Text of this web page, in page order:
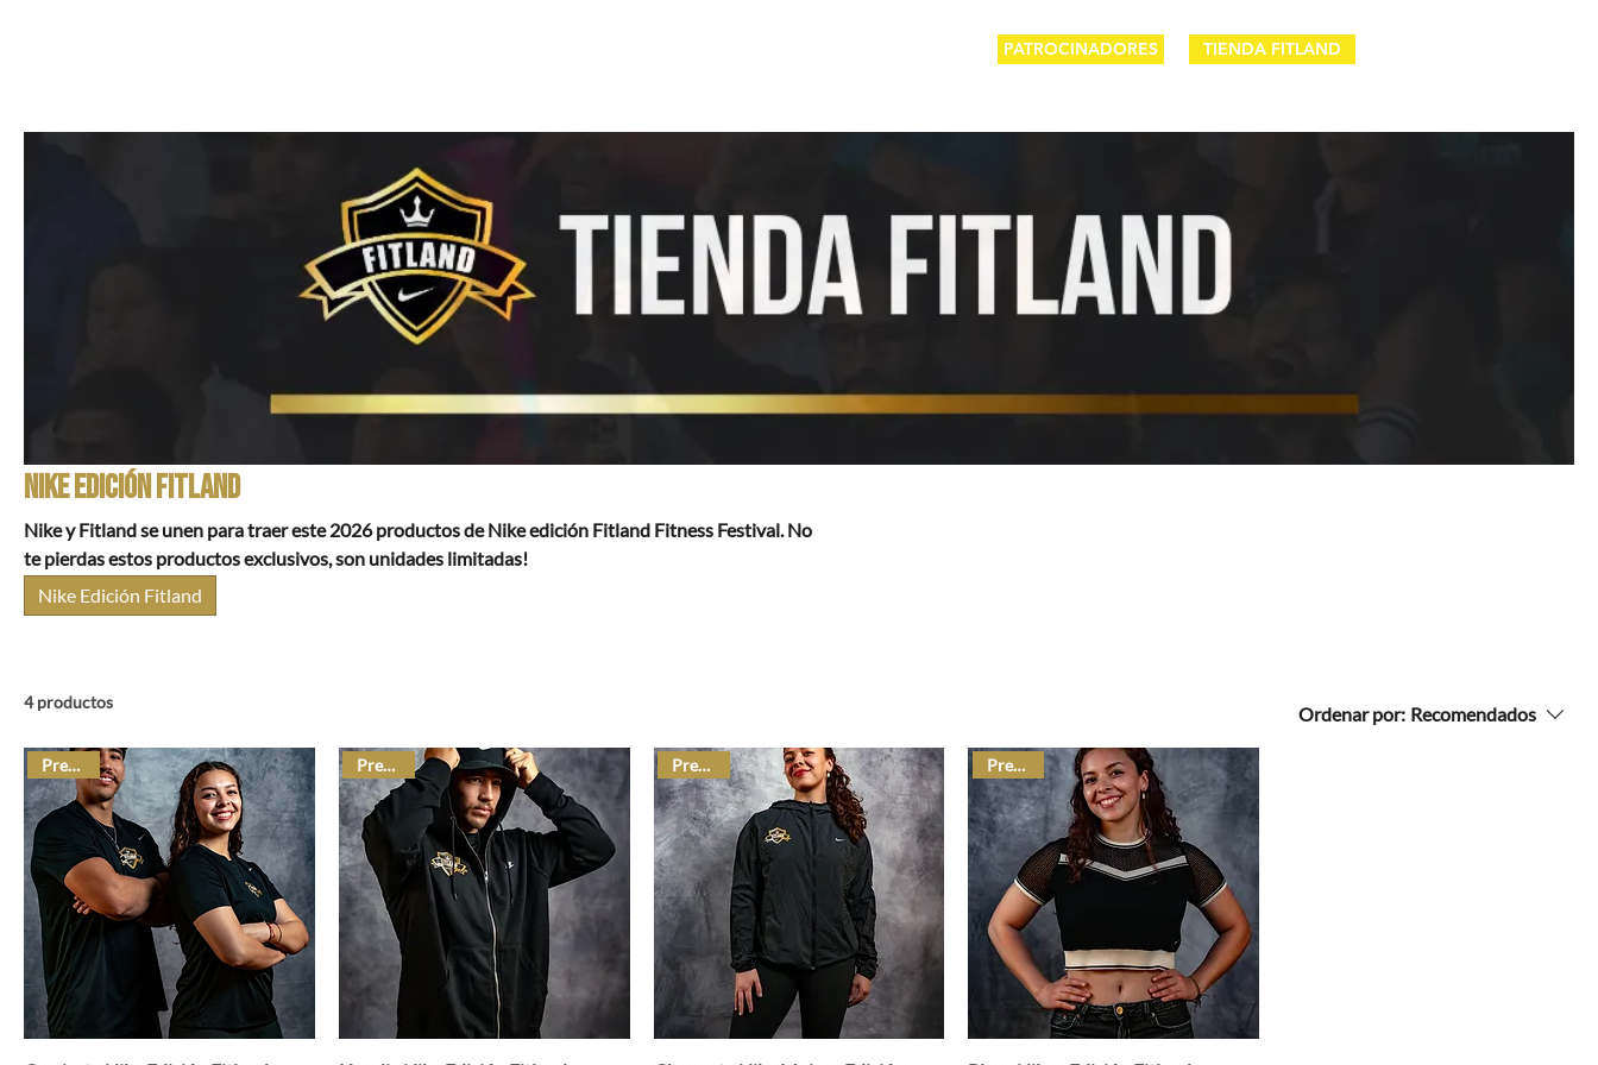
PATROCINADORES TIENDA FITLAND
Nike Edición Fitland
Nike y Fitland se unen para traer este 2026 productos de Nike edición Fitland Fitness Festival. No
te pierdas estos productos exclusivos, son unidades limitadas!
Nike Edición Fitland
4 productos
Ordenar por: Recomendados
Preventa Preventa Preventa Preventa